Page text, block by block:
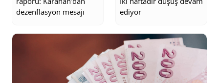
dezenflasyon mesajı
ediyor